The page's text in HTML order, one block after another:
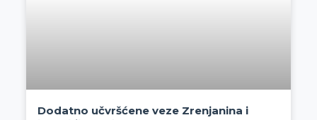
Dodatno učvršćene veze Zrenjanina i